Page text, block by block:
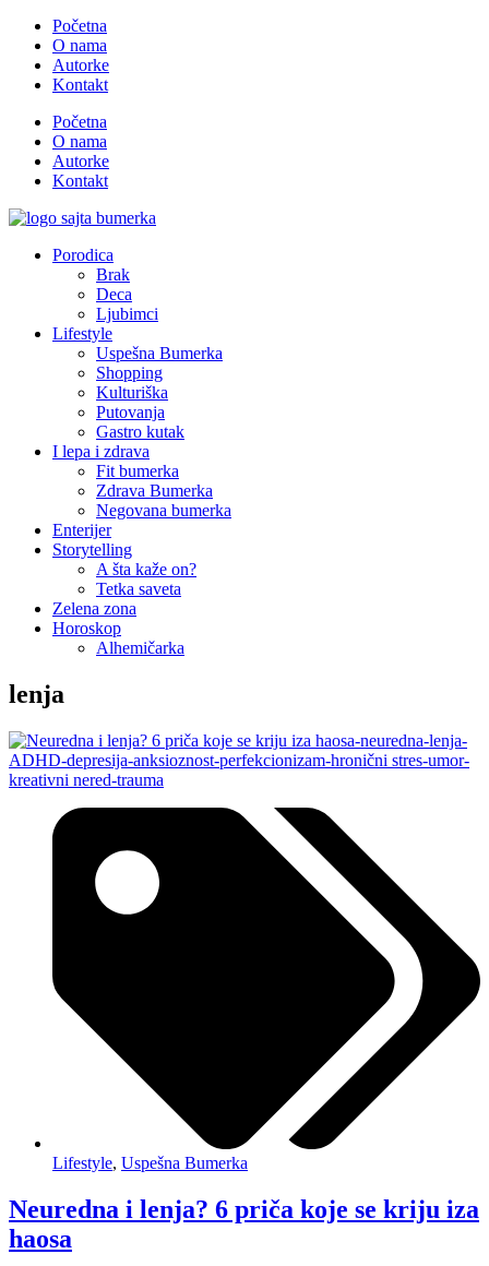
Početna
O nama
Autorke
Kontakt
Početna
O nama
Autorke
Kontakt
Porodica
Brak
Deca
Ljubimci
Lifestyle
Uspešna Bumerka
Shopping
Kulturiška
Putovanja
Gastro kutak
I lepa i zdrava
Fit bumerka
Zdrava Bumerka
Negovana bumerka
Enterijer
Storytelling
A šta kaže on?
Tetka saveta
Zelena zona
Horoskop
Alhemičarka
lenja
Lifestyle, Uspešna Bumerka
Neuredna i lenja? 6 priča koje se kriju iza
haosa